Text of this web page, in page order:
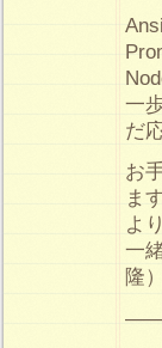
一
だ
お
ま
よ
一
隆）